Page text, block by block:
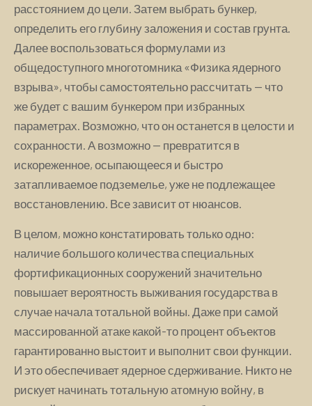
расстоянием до цели. Затем выбрать бункер,
определить его глубину заложения и состав грунта.
Далее воспользоваться формулами из
общедоступного многотомника «Физика ядерного
взрыва», чтобы самостоятельно рассчитать — что
же будет с вашим бункером при избранных
параметрах. Возможно, что он останется в целости и
сохранности. А возможно — превратится в
искореженное, осыпающееся и быстро
затапливаемое подземелье, уже не подлежащее
восстановлению. Все зависит от нюансов.
В целом, можно констатировать только одно:
наличие большого количества специальных
фортификационных сооружений значительно
повышает вероятность выживания государства в
случае начала тотальной войны. Даже при самой
массированной атаке какой-то процент объектов
гарантированно выстоит и выполнит свои функции.
И это обеспечивает ядерное сдерживание. Никто не
рискует начинать тотальную атомную войну, в